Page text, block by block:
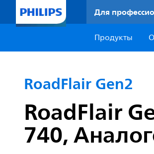
Для
Продукты
RoadFlair Gen2
RoadFlair
740,